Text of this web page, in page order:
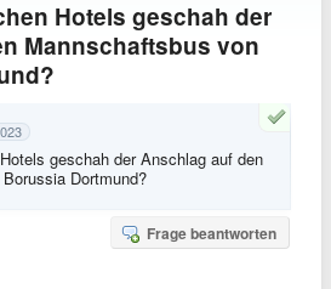
Hotels geschah der
Mannschaftsbus von
geschah der Anschlag auf den
Dortmund?
Frage beantworten